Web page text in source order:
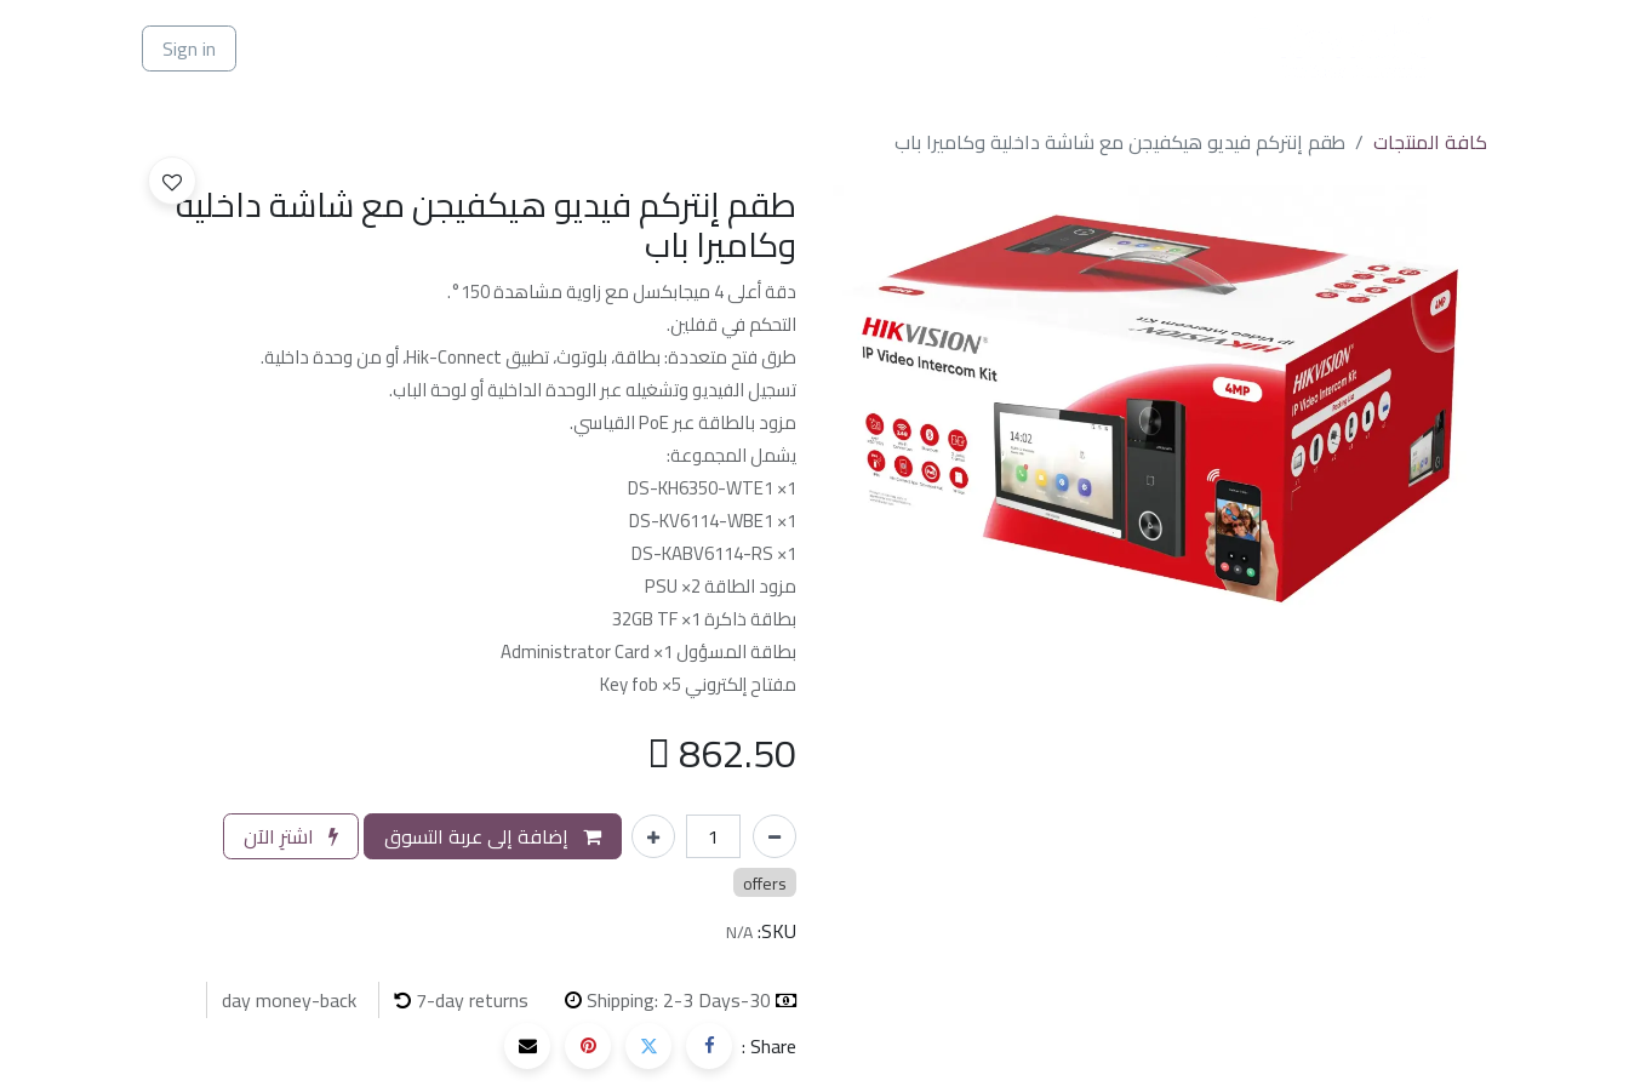
Sign in
كافة المنتجات طقم إنتركم فيديو هيكفيجن مع شاشة داخلية وكاميرا باب
طقم إنتركم فيديو هيكفيجن مع شاشة داخلية
وكاميرا باب
دقة أعلى 4 ميجابكسل مع زاوية مشاهدة 150°.
التحكم في قفلين.
طرق فتح متعددة: بطاقة، بلوتوث، تطبيق Hik-Connect، أو من وحدة داخلية.
تسجيل الفيديو وتشغيله عبر الوحدة الداخلية أو لوحة الباب.
مزود بالطاقة عبر PoE القياسي.
يشمل المجموعة:
DS-KH6350-WTE1 ×1
DS-KV6114-WBE1 ×1
DS-KABV6114-RS ×1
مزود الطاقة PSU ×2
بطاقة ذاكرة 32GB TF ×1
بطاقة المسؤول Administrator Card ×1
مفتاح إلكتروني Key fob ×5
862.50
إضافة إلى عربة التسوق اشترِ الآن
offers
SKU:
N/A
30-day money-back
7-day returns
Shipping: 2-3 Days
Share :